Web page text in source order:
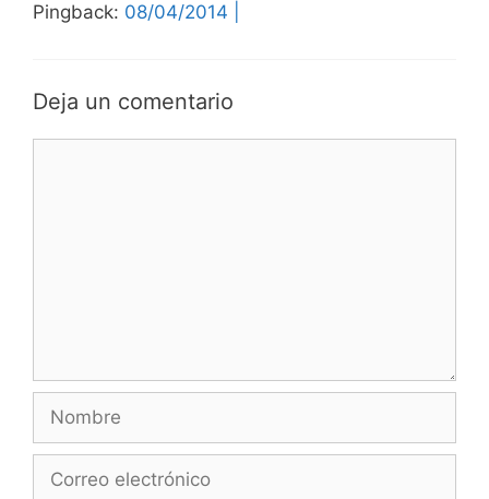
Pingback: 08/04/2014 |
Deja un comentario
electrónico